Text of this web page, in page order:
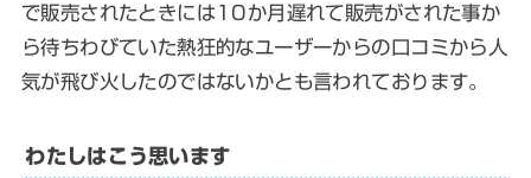
で販売されたときには10か月遅れて販売がされた事か
ら待ちわびていた熱狂的なユーザーからの口コミから人
気が飛び火したのではないかとも言われております。
わたしはこう思います